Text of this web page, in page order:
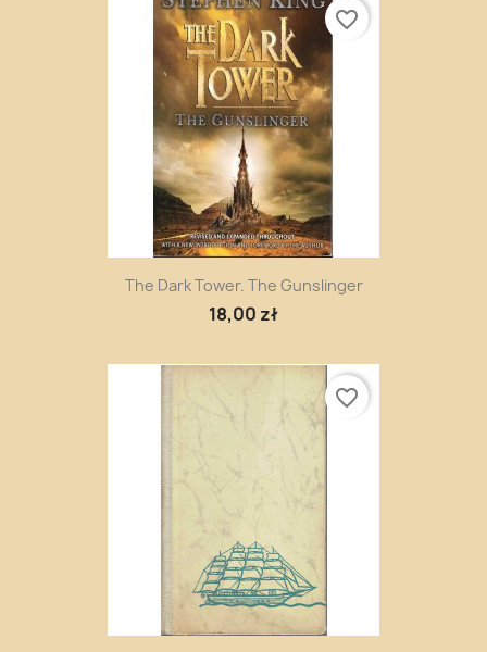
The Dark Tower. The Gunslinger
18,00 zł
favorite_border
favorite_border